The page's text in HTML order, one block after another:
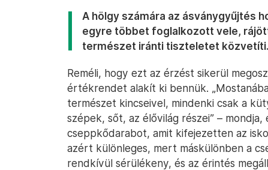
A hölgy számára az ásványgyűjtés
egyre többet foglalkozott vele,
természet iránti tiszteletet közvetíti.
Reméli, hogy ezt az érzést sikerül
értékrendet alakít ki bennük.
természet kincseivel, mindenki csak a
szépek, sőt, az élővilág részei” –
cseppkődarabot, amit kifejezetten az
azért különleges, mert máskülönben a
rendkívül sérülékeny, és az érintés